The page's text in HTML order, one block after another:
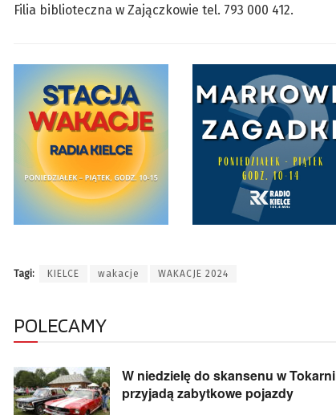
Filia biblioteczna w Zajączkowie tel. 793 000 412.
Tagi: KIELCE wakacje WAKACJE 2024
POLECAMY
W niedzielę do skansenu w Tokarni
przyjadą zabytkowe pojazdy